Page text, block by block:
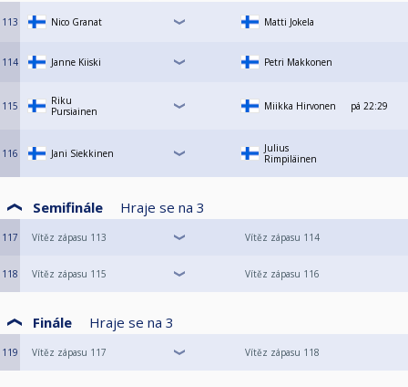
113 Nico Granat Matti Jokela
114 Janne Kiiski Petri Makkonen
115
Riku
Pursiainen
Miikka Hirvonen pá 22:29
116 Jani Siekkinen
Julius
Rimpiläinen
Semifinále Hraje se na 3
117 Vítěz zápasu 113 Vítěz zápasu 114
118 Vítěz zápasu 115 Vítěz zápasu 116
Finále Hraje se na 3
119 Vítěz zápasu 117 Vítěz zápasu 118